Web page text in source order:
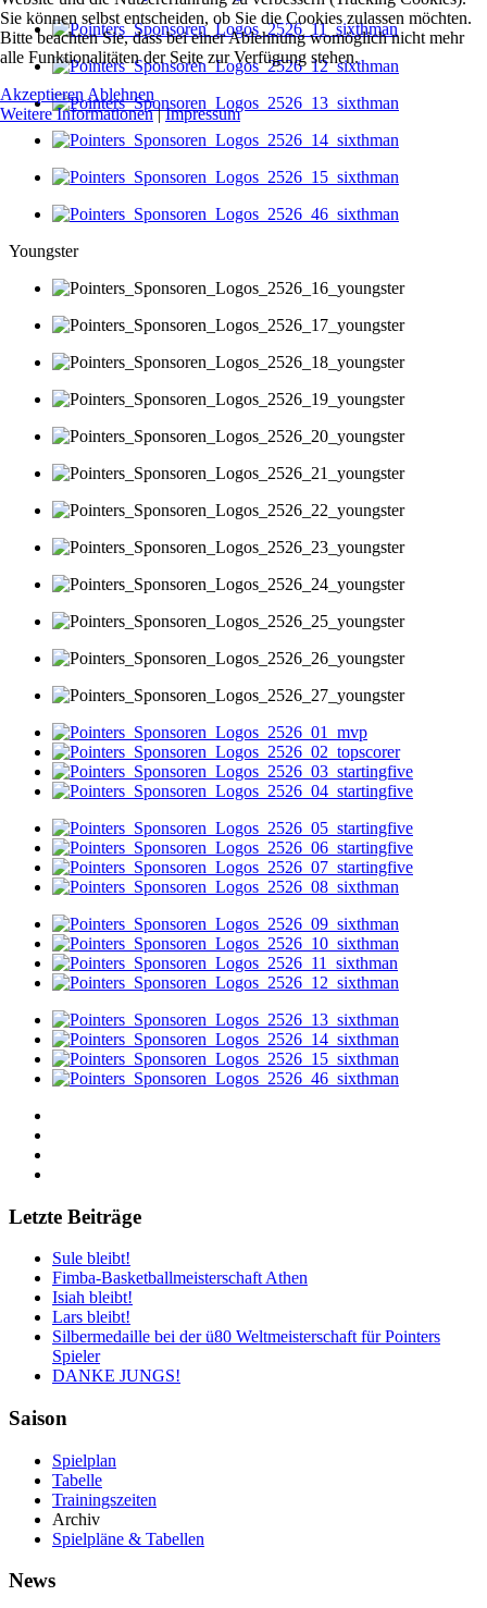
Youngster
Letzte Beiträge
Sule bleibt!
Fimba-Basketballmeisterschaft Athen
Isiah bleibt!
Lars bleibt!
Silbermedaille bei der ü80 Weltmeisterschaft für Pointers
Spieler
DANKE JUNGS!
Saison
Spielplan
Tabelle
Trainingszeiten
Archiv
Spielpläne & Tabellen
News
Sie können selbst entscheiden, ob Sie die Cookies zulassen möchten.
Bitte beachten Sie, dass bei einer Ablehnung womöglich nicht mehr
alle Funktionalitäten der Seite zur Verfügung stehen.
Akzeptieren Ablehnen
Weitere Informationen|Impressum